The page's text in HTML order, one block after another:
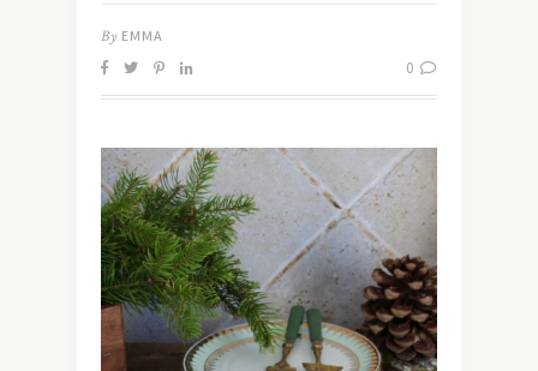
By EMMA
0